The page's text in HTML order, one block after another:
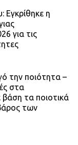
Εγκρίθηκε η
για τις
την ποιότητα –
στα
τα ποιοτικά
των